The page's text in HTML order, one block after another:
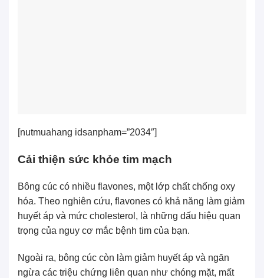
[nutmuahang idsanpham=”2034″]
Cải thiện sức khỏe tim mạch
Bông cúc có nhiều flavones, một lớp chất chống oxy
hóa. Theo nghiên cứu, flavones có khả năng làm giảm
huyết áp và mức cholesterol, là những dấu hiệu quan
trọng của nguy cơ mắc bệnh tim của bạn.
Ngoài ra, bông cúc còn làm giảm huyết áp và ngăn
ngừa các triệu chứng liên quan như chóng mặt, mất